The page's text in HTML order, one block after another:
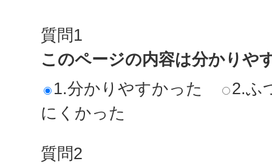
質問1
このページの内容は分かりや
1.分かりやすかった
2.ふ
にくかった
質問2